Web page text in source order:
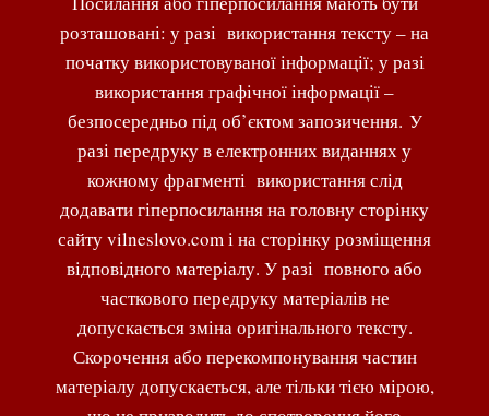
розташовані: у разі використання тексту – на
початку використовуваної інформації; у разі
використання графічної інформації –
безпосередньо під об’єктом запозичення. У
разі передруку в електронних виданнях у
кожному фрагменті використання слід
додавати гіперпосилання на головну сторінку
сайту vilneslovo.com і на сторінку розміщення
відповідного матеріалу. У разі повного або
часткового передруку матеріалів не
допускається зміна оригінального тексту.
Скорочення або перекомпонування частин
матеріалу допускається, але тільки тією мірою,